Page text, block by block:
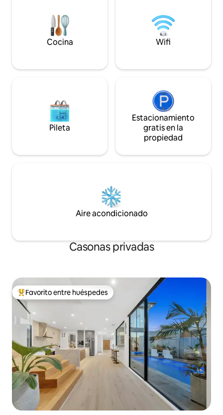
chorros en el dormitorio principal en
suite. * Barbacoa «WeberQ» en el balcón.
* Enorme zona de terraza. * Una
selección de DVD. * Cafetera Nespresso
oficina, amplias
entretenimiento
para atender
Cocina Wifi
Pileta
Estacionamiento
gratis en la
propiedad
Aire acondicionado
Casonas privadas
Favorito entre los huéspedes más destacados
Favorito entre huéspedes